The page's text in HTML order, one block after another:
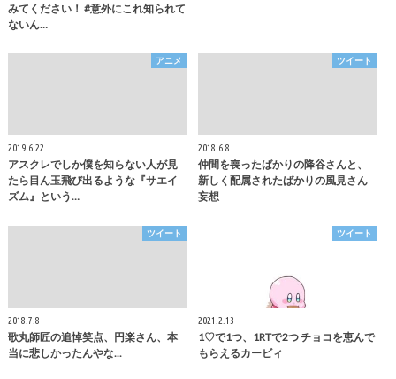
みてください！ #意外にこれ知られて
ないん…
アニメ
2019.6.22
アスクレでしか僕を知らない人が見
たら目ん玉飛び出るような『サエイ
ズム』という…
ツイート
2018.6.8
仲間を喪ったばかりの降谷さんと、
新しく配属されたばかりの風見さん
妄想
ツイート
2018.7.8
歌丸師匠の追悼笑点、円楽さん、本
当に悲しかったんやな...
ツイート
2021.2.13
1♡で1つ、1RTで2つ チョコを恵んで
もらえるカービィ